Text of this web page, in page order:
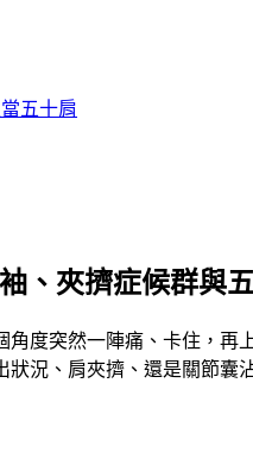
五十肩
、夾擠症候群與
度突然一陣痛、卡住，
況、肩夾擠、還是關節